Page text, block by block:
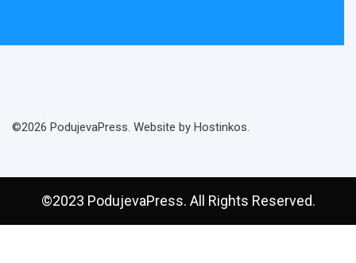
©2026 PodujevaPress. Website by Hostinkos.
©2023 PodujevaPress. All Rights Reserved.